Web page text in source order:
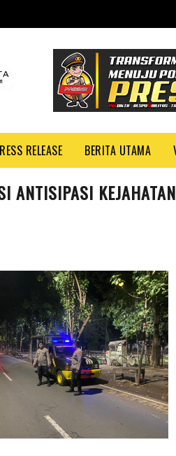
RELEASE BERITA UTAMA
ANTISIPASI